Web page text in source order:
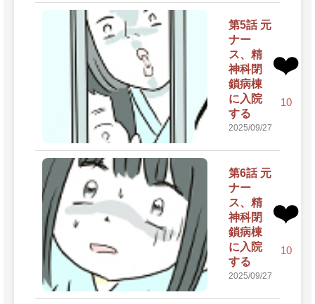
第5話 元
ナー
ス、精
神科閉
鎖病棟
に入院
する
2025/09/27
❤️
10
第6話 元
ナー
ス、精
神科閉
鎖病棟
に入院
する
2025/09/27
❤️
10